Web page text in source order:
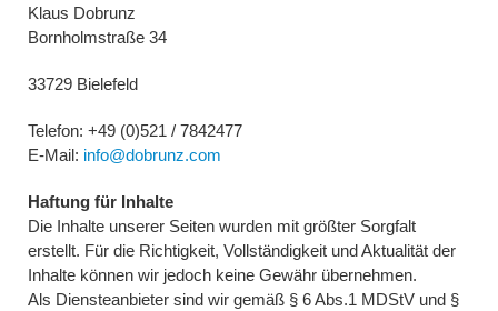
Klaus Dobrunz
Bornholmstraße 34
33729 Bielefeld
Telefon: +49 (0)521 / 7842477
E-Mail: info@dobrunz.com
Haftung für Inhalte
Die Inhalte unserer Seiten wurden mit größter Sorgfalt
erstellt. Für die Richtigkeit, Vollständigkeit und Aktualität der
Inhalte können wir jedoch keine Gewähr übernehmen.
Als Diensteanbieter sind wir gemäß § 6 Abs.1 MDStV und §